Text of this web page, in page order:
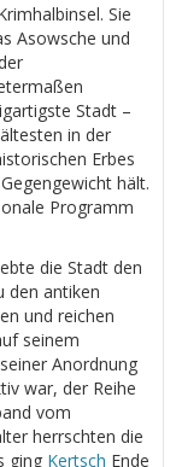
Sie
Asowsche und
Stadt –
in der
Erbes
hält.
Programm
die Stadt den
den antiken
und reichen
seinem
Anordnung
war, der Reihe
vom
herrschten die
ging Kertsch Ende